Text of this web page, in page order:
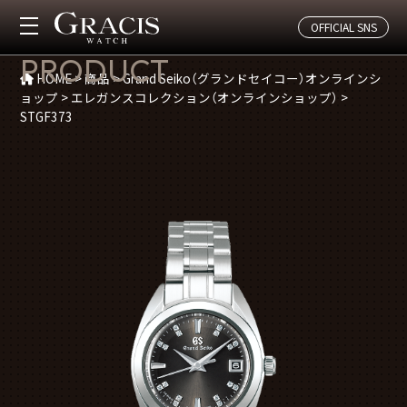
OFFICIAL SNS
商品紹介
PRODUCT
HOME>商品>Grand Seiko（グランドセイコー）オンラインシ
ョップ > エレガンスコレクション（オンラインショップ） >
STGF373